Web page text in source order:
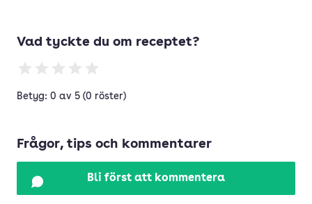
Vad tyckte du om receptet?
Betyg: 0 av 5 (0 röster)
Frågor, tips och kommentarer
Bli först att kommentera